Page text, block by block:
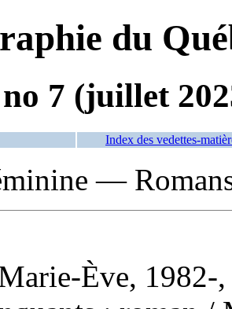
du
7 (juillet
Index des vedettes-
—
Ève, 1982-